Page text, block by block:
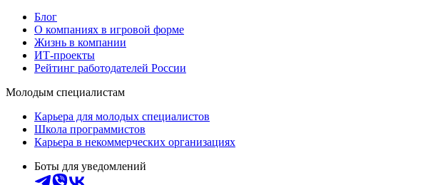
Блог
О компаниях в игровой форме
Жизнь в компании
ИТ-проекты
Рейтинг работодателей России
Молодым специалистам
Карьера для молодых специалистов
Школа программистов
Карьера в некоммерческих организациях
Боты для уведомлений